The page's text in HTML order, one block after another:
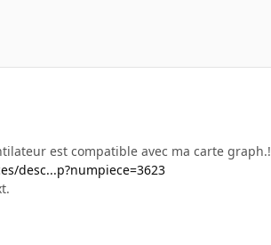
est compatible avec ma carte graph.!
desc...p?numpiece=3623